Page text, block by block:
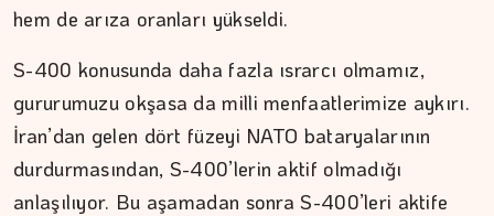
hem de arıza oranları yükseldi.
S-400 konusunda daha fazla ısrarcı olmamız,
gururumuzu okşasa da milli menfaatlerimize aykırı.
İran’dan gelen dört füzeyi NATO bataryalarının
durdurmasından, S-400’lerin aktif olmadığı
anlaşılıyor. Bu aşamadan sonra S-400’leri aktife
Ahlat'tan Nemrut Krateri'ne